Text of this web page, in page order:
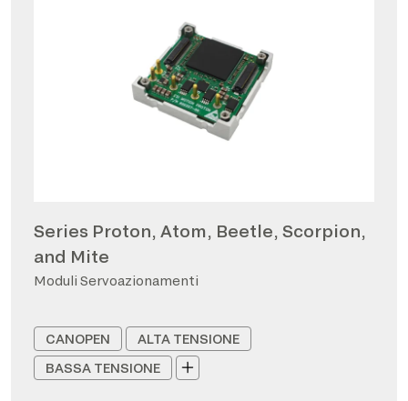
Series Proton, Atom, Beetle, Scorpion,
and Mite
Moduli Servoazionamenti
CANOPEN
ALTA TENSIONE
BASSA TENSIONE